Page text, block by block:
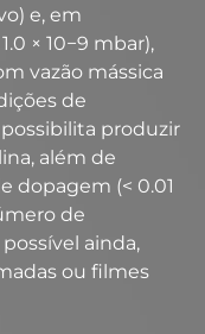
e, em
× 10−9 mbar),
vazão mássica
de
produzir
além de
dopagem (< 0.01
de
ainda,
ou filmes